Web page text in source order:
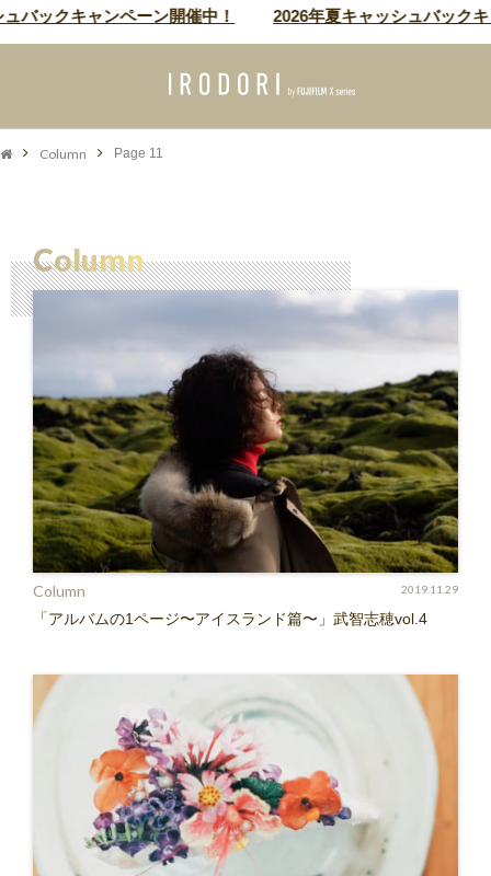
ックキャンペーン開催中！ 2026年夏キャッシュバックキ
Column Page 11
Column
Column 2019.11.29
「アルバムの1ページ〜アイスランド篇〜」武智志穂vol.4